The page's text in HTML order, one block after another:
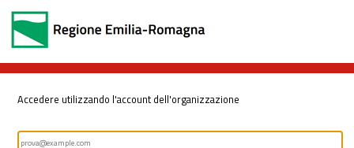
Accedere utilizzando l'account dell'organizzazione